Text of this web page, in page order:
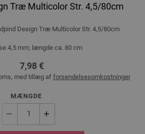
Træ Multicolor Str. 4,5/80cm
Design Træ Multicolor Str. 4,5/80cm
4,5 mm; længde ca. 80 cm
7,98 €
med tillæg af forsendelsesomkostninger
MÆNGDE